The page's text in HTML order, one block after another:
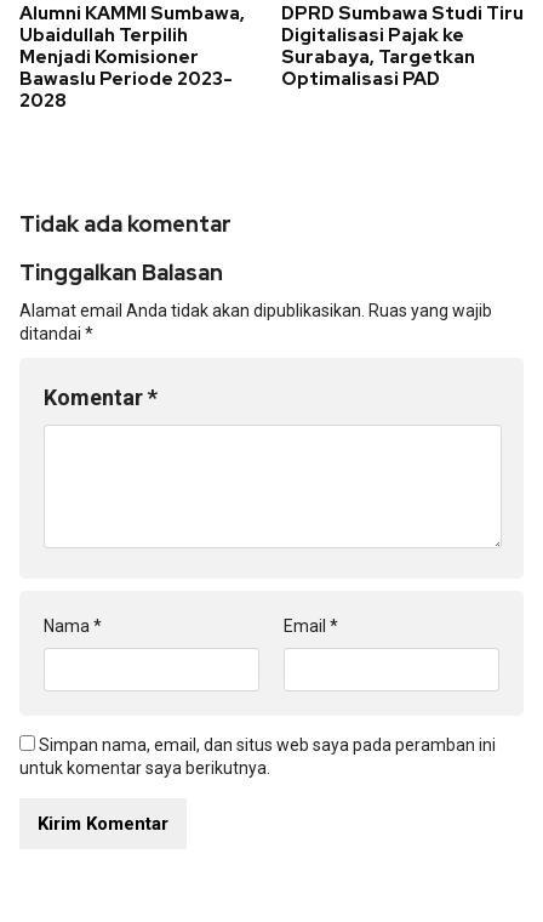
Alumni KAMMI Sumbawa,
Ubaidullah Terpilih
Menjadi Komisioner
Bawaslu Periode 2023-
2028
DPRD Sumbawa Studi Tiru
Digitalisasi Pajak ke
Surabaya, Targetkan
Optimalisasi PAD
Tidak ada komentar
Tinggalkan Balasan
Alamat email Anda tidak akan dipublikasikan. Ruas yang wajib
ditandai *
Komentar*
Nama * Email *
Simpan nama, email, dan situs web saya pada peramban ini
untuk komentar saya berikutnya.